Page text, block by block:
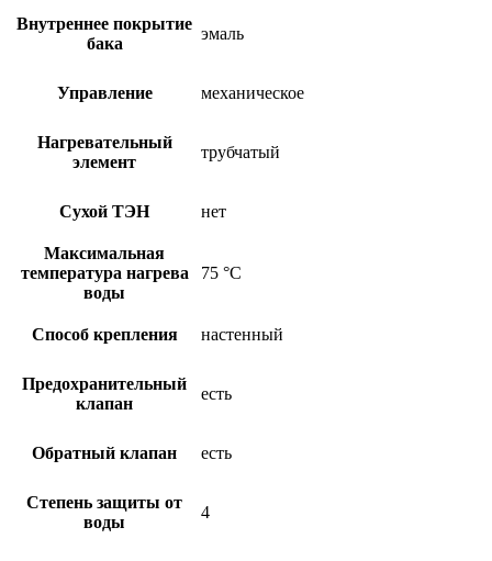
Внутреннее покрытие
бака
эмаль
Управление механическое
Нагревательный
элемент
трубчатый
Сухой ТЭН нет
Максимальная
температура нагрева
воды
75 °С
Способ крепления настенный
Предохранительный
клапан
есть
Обратный клапан есть
Степень защиты от
воды
4